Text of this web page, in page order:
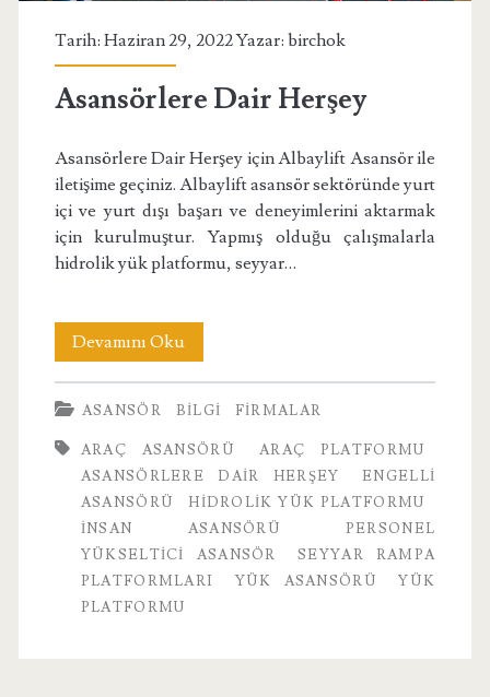
Tarih: Haziran 29, 2022 Yazar: birchok
Asansörlere Dair Herşey
Asansörlere Dair Herşey için Albaylift Asansör ile
iletişime geçiniz. Albaylift asansör sektöründe yurt
içi ve yurt dışı başarı ve deneyimlerini aktarmak
için kurulmuştur. Yapmış olduğu çalışmalarla
hidrolik yük platformu, seyyar…
Devamını OkuAsansörlere
Dair
Herşey
ASANSÖR BILGI FIRMALAR
ARAÇ ASANSÖRÜ
ARAÇ PLATFORMU
ASANSÖRLERE DAIR HERŞEY
ENGELLI
ASANSÖRÜ
HIDROLIK YÜK PLATFORMU
INSAN ASANSÖRÜ
PERSONEL
YÜKSELTICI ASANSÖR
SEYYAR RAMPA
PLATFORMLARI
YÜK ASANSÖRÜ
YÜK
PLATFORMU